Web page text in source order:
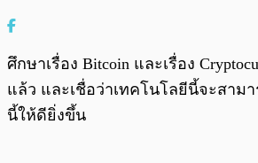
ศึกษาเรื่อง Bitcoin และเรื่อง
แล้ว และเชื่อว่าเทคโนโลยีนี้จะสาม
นี้ให้ดียิ่งขึ้น